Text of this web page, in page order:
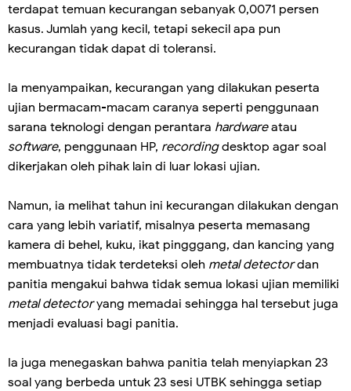
terdapat temuan kecurangan sebanyak 0,0071 persen
kasus. Jumlah yang kecil, tetapi sekecil apa pun
kecurangan tidak dapat di toleransi.
Ia menyampaikan, kecurangan yang dilakukan peserta
ujian bermacam-macam caranya seperti penggunaan
sarana teknologi dengan perantara hardwareatau
software, penggunaan HP, recordingdesktop agar soal
dikerjakan oleh pihak lain di luar lokasi ujian.
Namun, ia melihat tahun ini kecurangan dilakukan dengan
cara yang lebih variatif, misalnya peserta memasang
kamera di behel, kuku, ikat pingggang, dan kancing yang
membuatnya tidak terdeteksi oleh metal detectordan
panitia mengakui bahwa tidak semua lokasi ujian memiliki
metal detectoryang memadai sehingga hal tersebut juga
menjadi evaluasi bagi panitia.
Ia juga menegaskan bahwa panitia telah menyiapkan 23
soal yang berbeda untuk 23 sesi UTBK sehingga setiap